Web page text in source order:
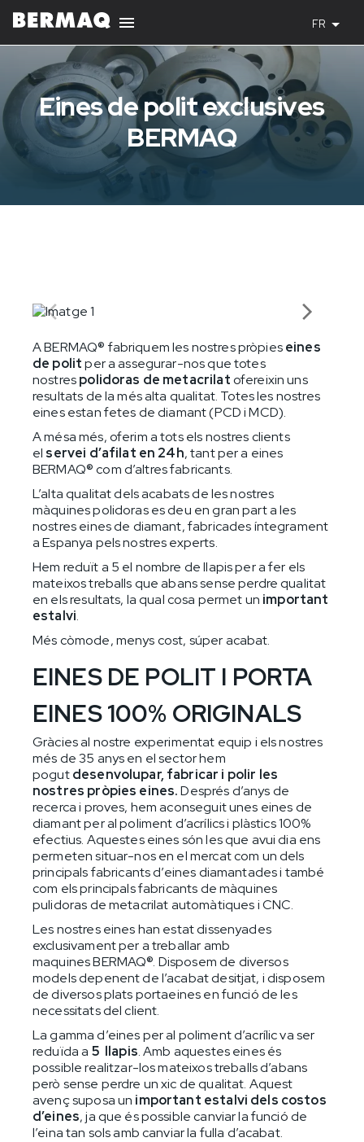
FR
Eines de polit exclusives
BERMAQ
ABERMAQ® fabriquem les nostres pròpieseines
de politper a assegurar-nos que totes
nostrespolidoras de metacrilatofereixin uns
resultats de la més alta qualitat. Totes les nostres
eines estan fetes de diamant (PCD i MCD).
A mésa més, oferim a tots els nostres clients
el servei d’afilat en 24h, tant per a eines
BERMAQ® com d’altres fabricants.
L’alta qualitat dels acabats de les nostres
màquines polidoras es deu en gran part a les
nostreseines de diamant, fabricades íntegrament
a Espanya pels nostres experts.
Hem reduït a 5 el nombre de llapis per a fer els
mateixos treballs que abans sense perdre qualitat
en els resultats, la qual cosa permet un important
estalvi.
Més còmode, menys cost, súper acabat.
EINES DE POLIT I PORTA
EINES 100% ORIGINALS
Gràcies al nostre experimentat equip i els nostres
més de 35 anys en el sector hem
pogutdesenvolupar, fabricar i polir les
nostres pròpies eines.Després d’anys de
recerca i proves, hem aconseguit unes eines de
diamant per al poliment d’acrílics i plàstics 100%
efectius. Aquestes eines són les que avui dia ens
permeten situar-nos en el mercat com un dels
principals fabricants d’eines diamantades i també
com els principals fabricants de màquines
pulidoras de metacrilat automàtiques i CNC.
Les nostres eines han estat dissenyades
exclusivament per a treballar amb
maquines BERMAQ®. Disposem de diversos
models depenent de l’acabat desitjat, i disposem
de diversos plats portaeines en funció de les
necessitats del client.
La gamma d’eines per al poliment d’acrílic va ser
reduïda a 5 llapis. Amb aquestes eines és
possible realitzar-los mateixos treballs d’abans
però sense perdre un xic de qualitat. Aquest
avenç suposa un important estalvi dels costos
d’eines, ja que és possible canviar la funció de
l’eina tan sols amb canviar la fulla d’acabat.